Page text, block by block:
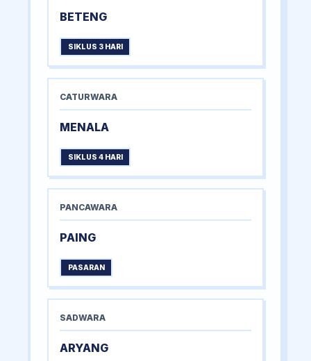
BETENG
SIKLUS 3 HARI
CATURWARA
MENALA
SIKLUS 4 HARI
PANCAWARA
PAING
PASARAN
SADWARA
ARYANG